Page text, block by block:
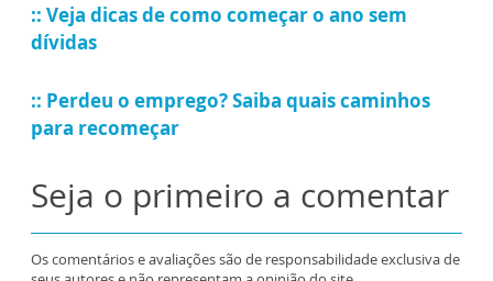
:: Veja dicas de como começar o ano sem
dívidas
:: Perdeu o emprego? Saiba quais caminhos
para recomeçar
Seja o primeiro a comentar
Os comentários e avaliações são de responsabilidade exclusiva de